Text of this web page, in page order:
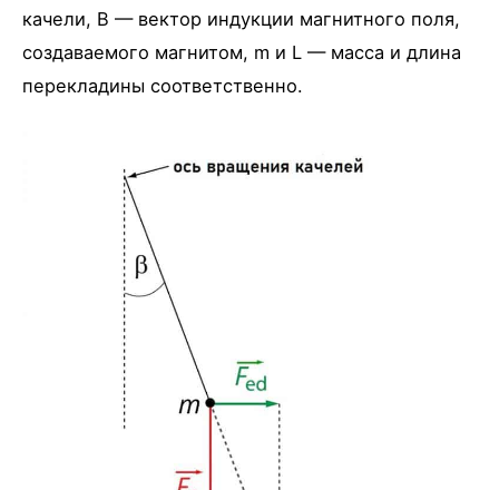
качели, B — вектор индукции магнитного поля,
создаваемого магнитом, m и L — масса и длина
перекладины соответственно.